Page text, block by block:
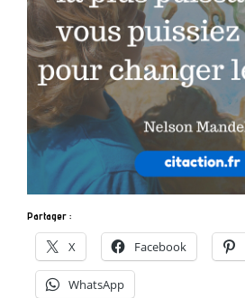
Partager :
X Facebook
WhatsApp